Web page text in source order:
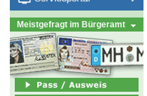
Meistgefragt im Bürgeramt